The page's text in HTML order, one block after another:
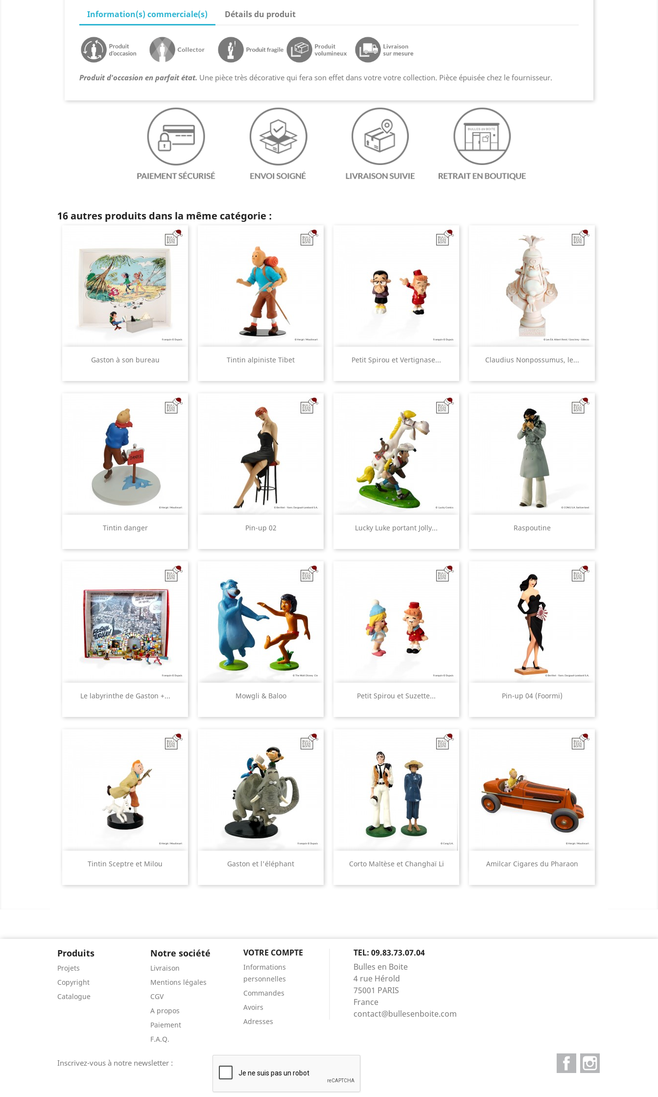
Information(s) commerciale(s) Détails du produit
Produit d'occasion en parfait état. Une pièce très décorative qui fera son effet dans votre votre collection. Pièce épuisée chez le fournisseur.
16 autres produits dans la même catégorie :
Gaston à son bureau
Aperçu rapide Tintin alpiniste Tibet
Aperçu rapide Petit Spirou et Vertignase...
Aperçu rapide Claudius Nonpossumus, le...
Aperçu rapide
Tintin danger
Aperçu rapide Pin-up 02
Aperçu rapide Lucky Luke portant Jolly...
 Aperçu rapide Raspoutine
Aperçu rapide
Le labyrinthe de Gaston +...
Aperçu rapide Mowgli & Baloo
Aperçu rapide Petit Spirou et Suzette...
 Aperçu rapide Pin-up 04 (Foormi)
Aperçu rapide
Tintin Sceptre et Milou
Aperçu rapide Gaston et l'éléphant
Aperçu rapide Corto Maltèse et Changhaï Li
Aperçu rapide Amilcar Cigares du Pharaon
Aperçu rapide
Produits
Projets
Copyright
Catalogue
Notre société
Livraison
Mentions légales
CGV
A propos
Paiement
F.A.Q.
VOTRE COMPTE
Informations
personnelles
Commandes
Avoirs
Adresses
TEL: 09.83.73.07.04
Bulles en Boite
4 rue Hérold
75001 PARIS
France
contact@bullesenboite.com
Inscrivez-vous à notre newsletter : Facebook